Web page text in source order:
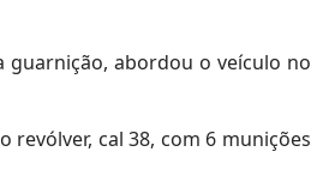
abordou o veículo no
cal 38, com 6 munições